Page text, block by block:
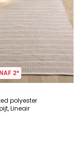
2*
polyester
Lineair